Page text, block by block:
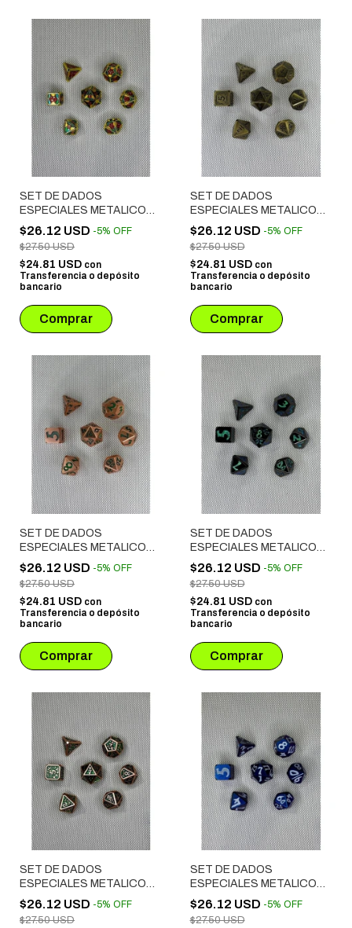
SET DE DADOS
ESPECIALES METALICOS
ROL # 46
$26.12 USD -5% OFF
$27.50 USD
$24.81 USD con
Transferencia o depósito
bancario
SET DE DADOS
ESPECIALES METALICOS
ROL # 43
$26.12 USD -5% OFF
$27.50 USD
$24.81 USD con
Transferencia o depósito
bancario
SET DE DADOS
ESPECIALES METALICOS
ROL # 35
$26.12 USD -5% OFF
$27.50 USD
$24.81 USD con
Transferencia o depósito
bancario
SET DE DADOS
ESPECIALES METALICOS
ROL # 34
$26.12 USD -5% OFF
$27.50 USD
$24.81 USD con
Transferencia o depósito
bancario
SET DE DADOS
ESPECIALES METALICOS
ROL # 30
$26.12 USD -5% OFF
$27.50 USD
SET DE DADOS
ESPECIALES METALICOS
ROL # 28
$26.12 USD -5% OFF
$27.50 USD